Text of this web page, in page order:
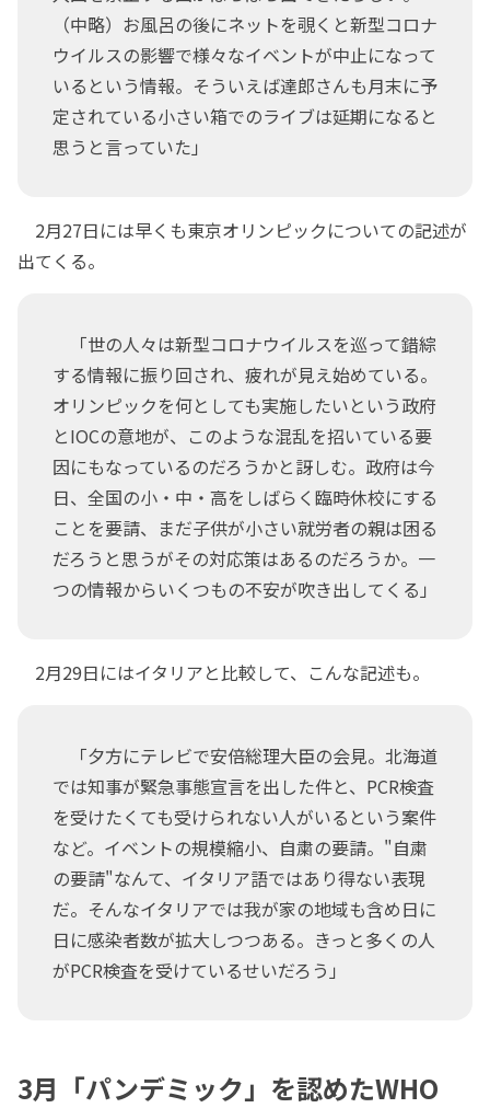
（中略）お風呂の後にネットを覗くと新型コロナ
ウイルスの影響で様々なイベントが中止になって
いるという情報。そういえば達郎さんも月末に予
定されている小さい箱でのライブは延期になると
思うと言っていた」
2月27日には早くも東京オリンピックについての記述が
出てくる。
「世の人々は新型コロナウイルスを巡って錯綜
する情報に振り回され、疲れが見え始めている。
オリンピックを何としても実施したいという政府
とIOCの意地が、このような混乱を招いている要
因にもなっているのだろうかと訝しむ。政府は今
日、全国の小・中・高をしばらく臨時休校にする
ことを要請、まだ子供が小さい就労者の親は困る
だろうと思うがその対応策はあるのだろうか。一
つの情報からいくつもの不安が吹き出してくる」
2月29日にはイタリアと比較して、こんな記述も。
「夕方にテレビで安倍総理大臣の会見。北海道
では知事が緊急事態宣言を出した件と、PCR検査
を受けたくても受けられない人がいるという案件
など。イベントの規模縮小、自粛の要請。"自粛
の要請"なんて、イタリア語ではあり得ない表現
だ。そんなイタリアでは我が家の地域も含め日に
日に感染者数が拡大しつつある。きっと多くの人
がPCR検査を受けているせいだろう」
3月「パンデミック」を認めたWHO